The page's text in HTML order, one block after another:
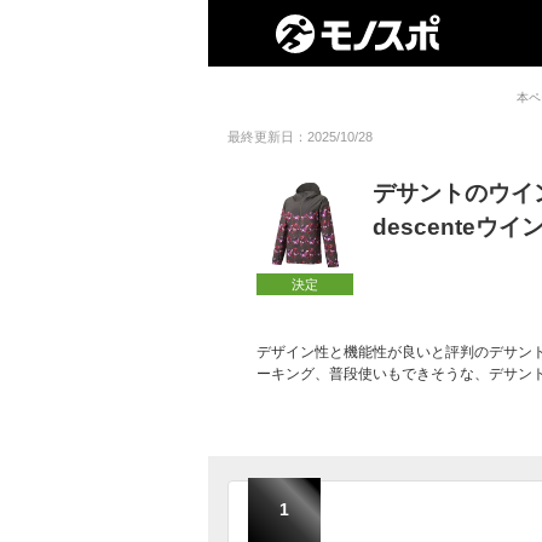
本
最終更新日：2025/10/28
決定
デサントのウ
descenteウイ
デザイン性と機能性が良いと評判のデサ
ーキング、普段使いもできそうな、デサ
1